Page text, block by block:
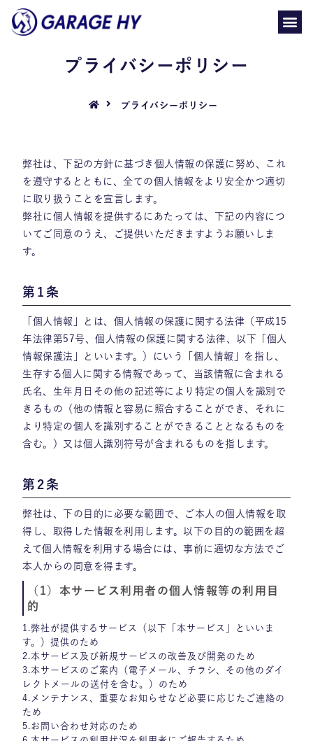
プライバシーポリシー
プライバシーポリシー
弊社は、下記の方針に基づき個人情報の保護に努め、これ
を遵守するとともに、全ての個人情報をより安全かつ適切
に取り扱うことを宣言します。
弊社に個人情報を提供するにあたっては、下記の内容につ
いてご同意のうえ、ご提供いただきますようお願いしま
す。
第1条
「個人情報」とは、個人情報の保護に関する法律（平成15
年法律第57号、個人情報の保護に関する法律、以下「個人
情報保護法」といいます。）にいう「個人情報」を指し、
生存する個人に関する情報であって、当該情報に含まれる
氏名、生年月日その他の記述等により特定の個人を識別で
きるもの（他の情報と容易に照合することができ、それに
より特定の個人を識別することができることとなるものを
含む。）又は個人識別符号が含まれるものを指します。
第2条
弊社は、下の目的に必要な範囲で、ご本人の個⼈情報を取
得し、取得した情報を利用します。以下の⽬的の範囲を超
えて個⼈情報を利⽤する場合には、事前に適切な⽅法でご
本人からの同意を得ます。
（1）本サービス利用者の個人情報等の利用目
的
1.弊社が提供するサービス（以下「本サービス」といいま
す。）提供のため
2.本サービス及び新規サービスの改善及び開発のため
3.本サービスのご案内（電子メール、チラシ、その他のダイ
レクトメールの送付を含む。）のため
4.メンテナンス、重要なお知らせなど必要に応じたご連絡の
ため
5.お問い合わせ対応のため